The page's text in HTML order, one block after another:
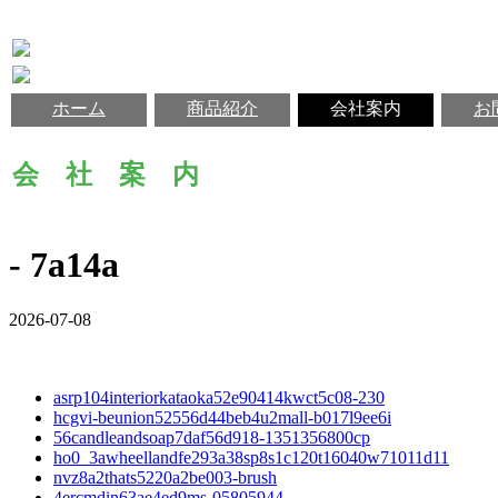
ホーム 商品紹介 会社案内 お
会 社 案 内
- 7a14a
2026-07-08
asrp104interiorkataoka52e90414kwct5c08-230
hcgvi-beunion52556d44beb4u2mall-b017l9ee6i
56candleandsoap7daf56d918-1351356800cp
ho0_3awheellandfe293a38sp8s1c120t16040w71011d11
nvz8a2thats5220a2be003-brush